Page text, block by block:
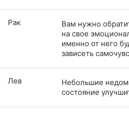
Рак
Вам нужно
на свое
именно от него
зависеть
Лев
Небольшие
состояние